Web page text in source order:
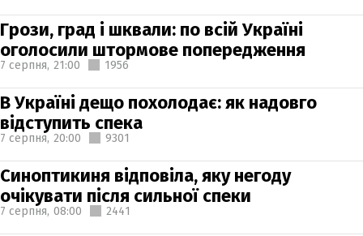
Грози, град і шквали: по всій Україні
оголосили штормове попередження
7 серпня, 21:00 1956
В Україні дещо похолодає: як надовго
відступить спека
7 серпня, 20:00 9301
Синоптикиня відповіла, яку негоду
очікувати після сильної спеки
7 серпня, 08:00 2441